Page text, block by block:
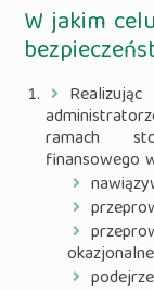
W jakim
ramach
finansowego